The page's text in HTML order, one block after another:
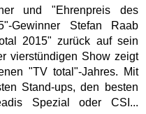
und "Ehrenpreis des
Gewinner Stefan Raab
2015" zurück auf sein
vierstündigen Show zeigt
"TV total"-Jahres. Mit
Stand-ups, den besten
Spezial oder CSI...